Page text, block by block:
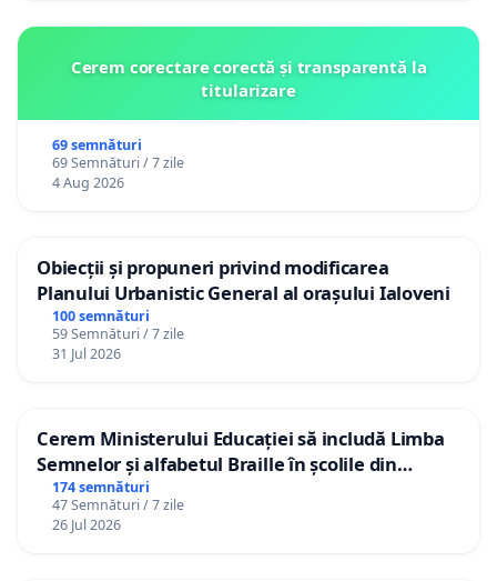
Cerem corectare corectă și transparentă la
titularizare
69 semnături
69 Semnături / 7 zile
4 Aug 2026
Obiecții și propuneri privind modificarea
Planului Urbanistic General al orașului Ialoveni
100 semnături
59 Semnături / 7 zile
31 Jul 2026
Cerem Ministerului Educației să includă Limba
Semnelor și alfabetul Braille în școlile din
Republica Moldova!
174 semnături
47 Semnături / 7 zile
26 Jul 2026